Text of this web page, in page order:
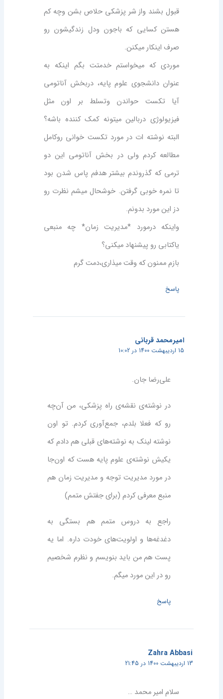
قبول بشند واز شر پزشکی حلاص بشن وچه کم
هستن کسایی که باجون ودل زندگیشون رو
صرف اینکار میکنن.
موردی که میخواستم خدمتت بگم اینکه به
عنوان دانشجوی علوم پایه، دربخش آناتومی
آیا تکست حواندن وتسلط بر اون مثل
فیزیولوژی دربالین میتونه کمک کننده باشه؟
البته نوشته ات در مورد تکست خوانی روکامل
مطالعه کردم ولی در بخش آناتومی این دو
ترمی که گذروندم بیشتر هدفم پاس شدن بود
تا نمره خوبی گرفتن. خوشحال میشم نظرت رو
دز این مورد بدونم.
واینکه درمورد *مدیریت زمان* چه منبعی
یاکتابی رو پیشنهاد میکنی؟
بازم ممنون که وقت میذاری،دمت گرم
پاسخ
امیرمحمد قربانی
15 اردیبهشت 1400 در 10:02
علی‌رضا جان.
در نوشته‌ی نقشه‌ی راه پزشکی، من آن‌چه
رو که فعلا بلدم، جمع‌آوری کردم. تو اون
نوشته لینک به نوشته‌های قبلی هم دادم که
یکیش نوشته‌ی علوم پایه هست که اون‌جا
در مورد مدیریت توجه و مدیریت زمان هم
منبع معرفی کردم (برای جفتش متمم)
راجع به دروس متمم هم بستگی به
دغدغه‌ها و اولویت‌های خودت داره. اما یه
پست هم من باید بنویسم و نظرم شخصیم
رو در این مورد میگم.
پاسخ
Zahra Abbasi
13 اردیبهشت 1400 در 21:45
سلام امیر محمد …